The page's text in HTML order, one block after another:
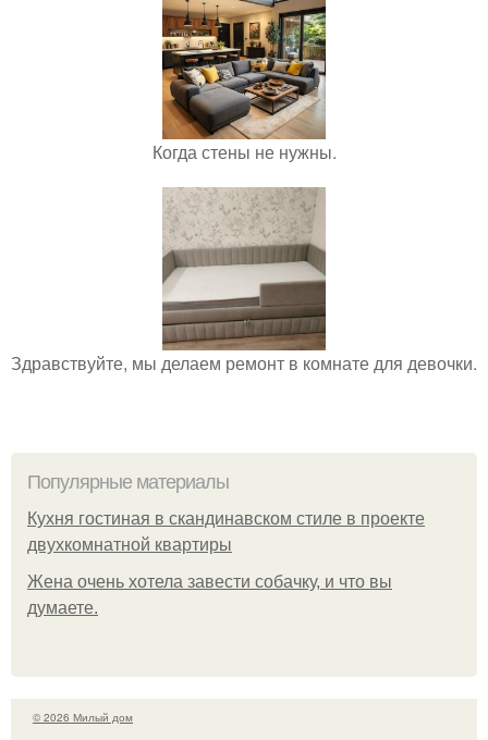
Когда стены не нужны.
Здравствуйте, мы делаем ремонт в комнате для девочки.
Популярные материалы
Кухня гостиная в скандинавском стиле в проекте
двухкомнатной квартиры
Жена очень хотела завести собачку, и что вы
думаете.
© 2026 Милый дом